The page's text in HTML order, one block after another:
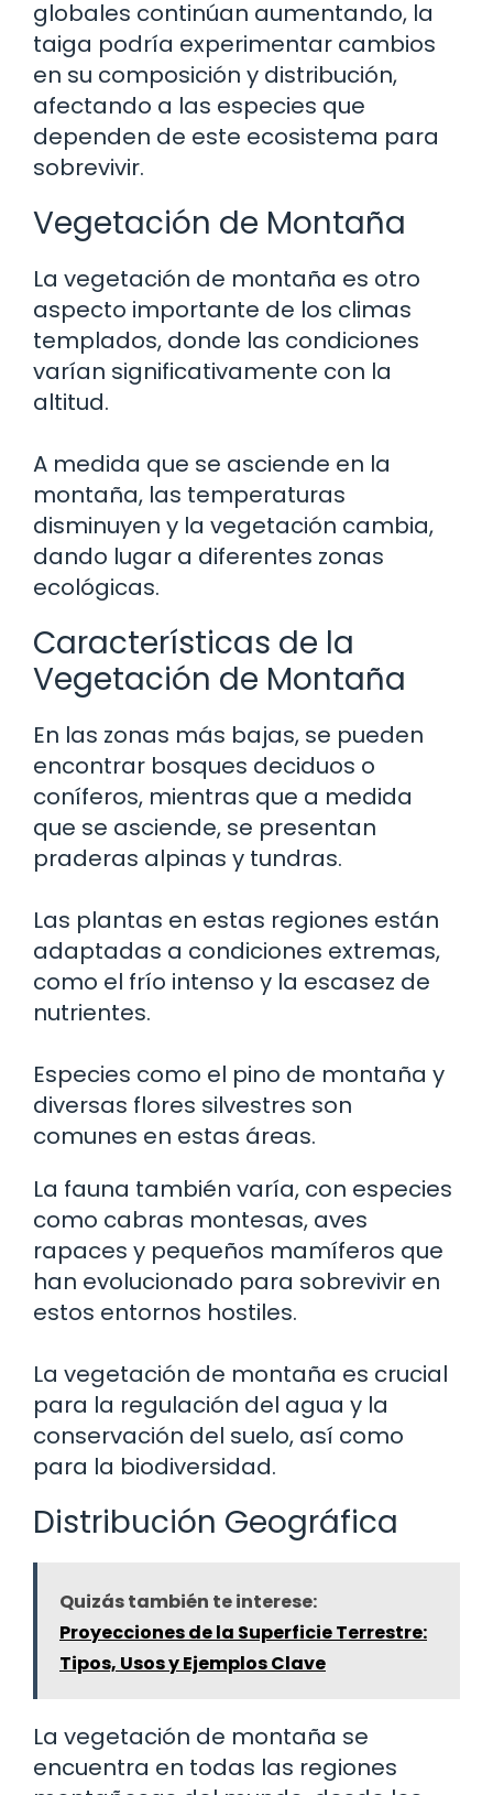
globales continúan aumentando, la
taiga podría experimentar cambios
en su composición y distribución,
afectando a las especies que
dependen de este ecosistema para
sobrevivir.
Vegetación de Montaña
La vegetación de montaña es otro
aspecto importante de los climas
templados, donde las condiciones
varían significativamente con la
altitud.
A medida que se asciende en la
montaña, las temperaturas
disminuyen y la vegetación cambia,
dando lugar a diferentes zonas
ecológicas.
Características de la
Vegetación de Montaña
En las zonas más bajas, se pueden
encontrar bosques deciduos o
coníferos, mientras que a medida
que se asciende, se presentan
praderas alpinas y tundras.
Las plantas en estas regiones están
adaptadas a condiciones extremas,
como el frío intenso y la escasez de
nutrientes.
Especies como el pino de montaña y
diversas flores silvestres son
comunes en estas áreas.
La fauna también varía, con especies
como cabras montesas, aves
rapaces y pequeños mamíferos que
han evolucionado para sobrevivir en
estos entornos hostiles.
La vegetación de montaña es crucial
para la regulación del agua y la
conservación del suelo, así como
para la biodiversidad.
Distribución Geográfica
Quizás también te interese:
Proyecciones de la Superficie Terrestre:
Tipos, Usos y Ejemplos Clave
La vegetación de montaña se
encuentra en todas las regiones